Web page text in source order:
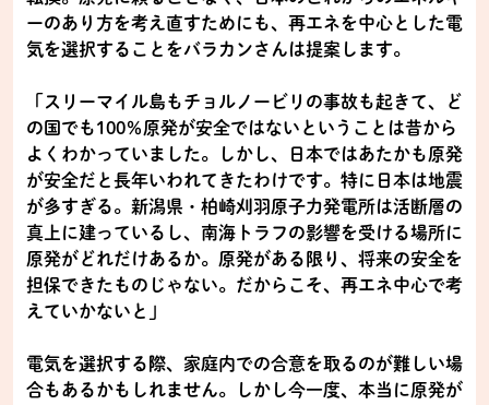
ーのあり方を考え直すためにも、再エネを中心とした電
気を選択することをバラカンさんは提案します。
「スリーマイル島もチョルノービリの事故も起きて、ど
の国でも100％原発が安全ではないということは昔から
よくわかっていました。しかし、日本ではあたかも原発
が安全だと長年いわれてきたわけです。特に日本は地震
が多すぎる。新潟県・柏崎刈羽原子力発電所は活断層の
真上に建っているし、南海トラフの影響を受ける場所に
原発がどれだけあるか。原発がある限り、将来の安全を
担保できたものじゃない。だからこそ、再エネ中心で考
えていかないと」
電気を選択する際、家庭内での合意を取るのが難しい場
合もあるかもしれません。しかし今一度、本当に原発が